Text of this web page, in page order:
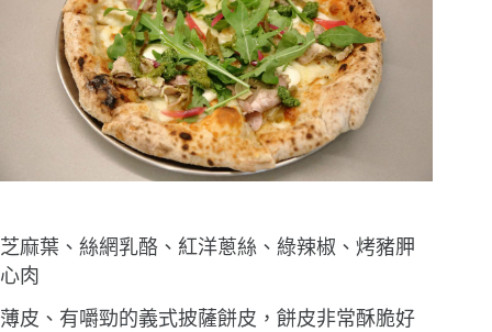
芝麻葉、絲網乳酪、紅洋蔥絲、綠辣椒、烤豬胛
心肉
薄皮、有嚼勁的義式披薩餅皮，餅皮非常酥脆好